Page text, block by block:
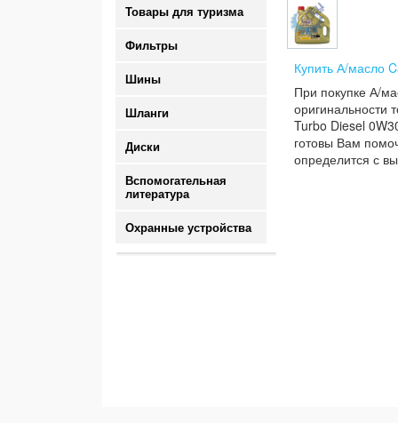
Товары для туризма
Фильтры
Шины
Шланги
Диски
Вспомогательная
литература
Охранные устройства
Купить А/масло
При покупке А/
оригинальности
Turbo Diesel
готовы Вам
определится с